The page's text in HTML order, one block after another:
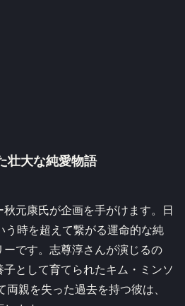
壮大な純愛物語
元康氏が企画を手がけます。日
時を超えて繋がる運命的な純
です。志尊淳さんが演じるの
として育てられたキム・ミンソ
親を失った過去を持つ彼は、